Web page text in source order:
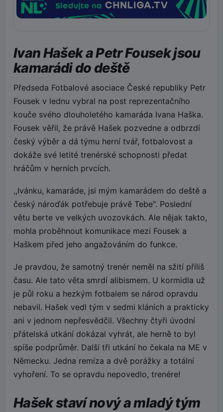
Ivan Hašek a Petr Fousek jsou
kamarádi do deště
Předseda Fotbalové asociace České republiky Petr
Fousek v lednu vybral na post reprezentačního
kouče svého dlouholetého kamaráda Ivana Haška.
Fousek věřil, že právě Hašek pozvedne a odbrzdí
český výběr a dá týmu herní tvář, fotbalovost a
dokáže své letité trenérské schopnosti předat
hráčům v herních prvcích.
,,Ivánku, kamaráde, jsi mým kamarádem do deště a
český nároďák potřebuje právě Tebe". Poslední
větu berte ve velkých uvozovkách. Ale nějak takto,
mohla proběhnout komunikace mezi Fousek a
Haškem před jeho angažováním do funkce.
Je pravdou, že samotný trenér neměl na sžití příliš
času. Ale tato věta smrdí alibismem. U kormidla už
je půl roku a hezkým fotbalem se národ opravdu
nebavil. Hašek vedl tým v sedmi kláních a prakticky
ani v jednom nepřesvědčil. Všechny čtyři úvodní
přátelská utkání dokázal vyhrát, ale herně to byl
spíše podprůměr. Další tři utkání ho čekala na ME v
Německu. Jedna remíza a dvě porážky a totální
vyhoření. To se opravdu nepovedlo, trenére!
Hašek staví nový a mladý tým